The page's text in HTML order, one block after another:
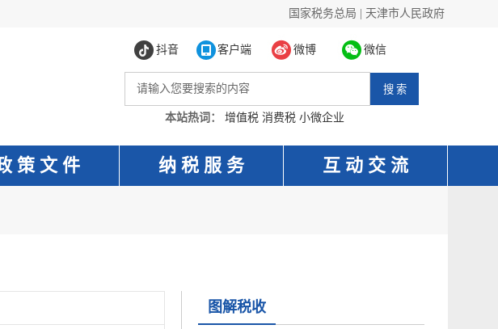
国家税务总局 天津市人民政府
抖音 客户端 微博 微信
本站热词： 增值税 消费税 小微企业
策 文 件 纳 税 服 务 互 动 交 流
图解税收